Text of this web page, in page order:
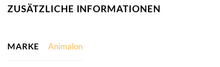
ZUSÄTZLICHE INFORMATIONEN
MARKE Animalon